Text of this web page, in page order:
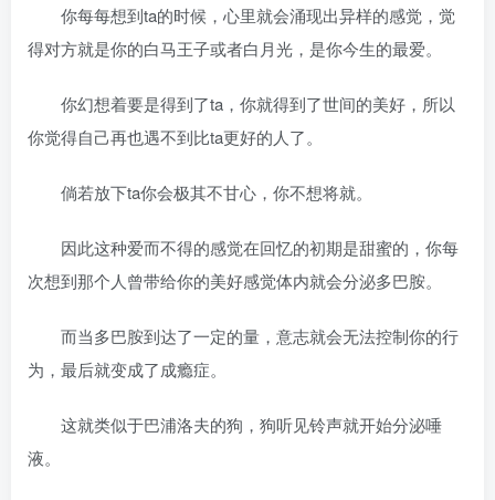
你每每想到ta的时候，心里就会涌现出异样的感觉，觉
得对方就是你的白马王子或者白月光，是你今生的最爱。
你幻想着要是得到了ta，你就得到了世间的美好，所以
你觉得自己再也遇不到比ta更好的人了。
倘若放下ta你会极其不甘心，你不想将就。
因此这种爱而不得的感觉在回忆的初期是甜蜜的，你每
次想到那个人曾带给你的美好感觉体内就会分泌多巴胺。
而当多巴胺到达了一定的量，意志就会无法控制你的行
为，最后就变成了成瘾症。
这就类似于巴浦洛夫的狗，狗听见铃声就开始分泌唾
液。